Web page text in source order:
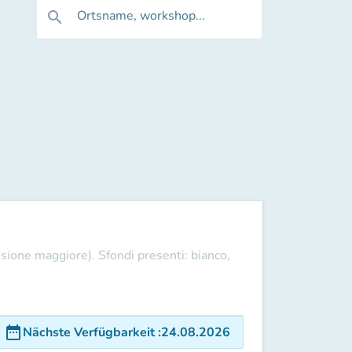
search Ortsname, workshop...
maggiore). Sfondi presenti: bianco,
date_rangeNächste Verfügbarkeit:24.08.2026